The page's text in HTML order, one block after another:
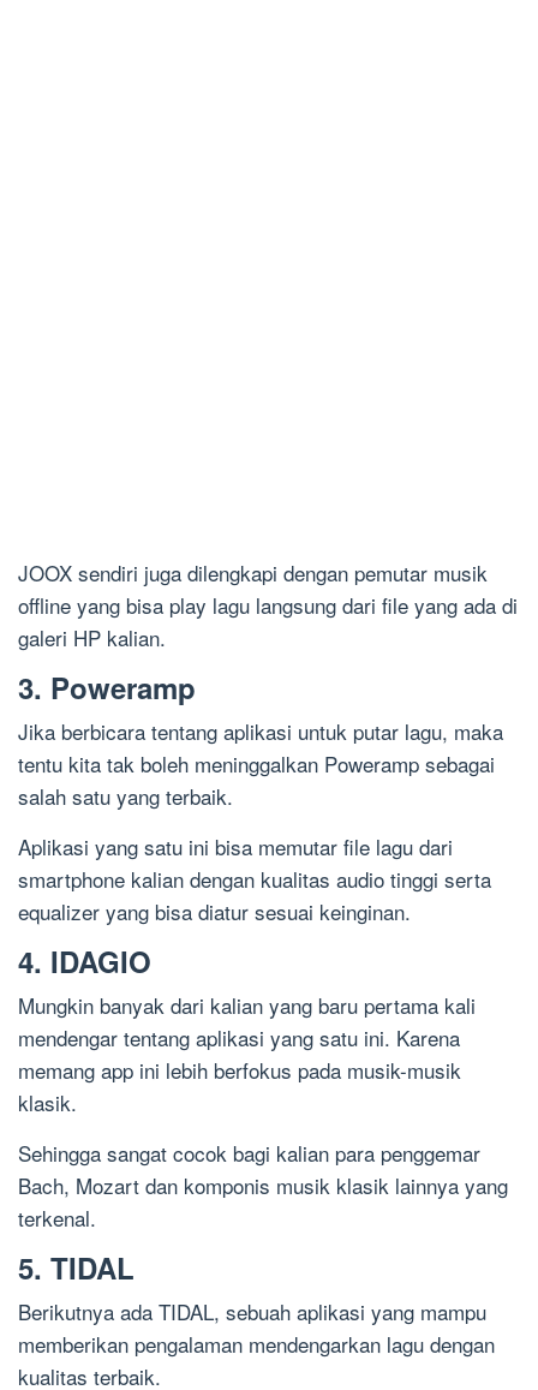
JOOX sendiri juga dilengkapi dengan pemutar musik
offline yang bisa play lagu langsung dari file yang ada di
galeri HP kalian.
3. Poweramp
Jika berbicara tentang aplikasi untuk putar lagu, maka
tentu kita tak boleh meninggalkan Poweramp sebagai
salah satu yang terbaik.
Aplikasi yang satu ini bisa memutar file lagu dari
smartphone kalian dengan kualitas audio tinggi serta
equalizer yang bisa diatur sesuai keinginan.
4. IDAGIO
Mungkin banyak dari kalian yang baru pertama kali
mendengar tentang aplikasi yang satu ini. Karena
memang app ini lebih berfokus pada musik-musik
klasik.
Sehingga sangat cocok bagi kalian para penggemar
Bach, Mozart dan komponis musik klasik lainnya yang
terkenal.
5. TIDAL
Berikutnya ada TIDAL, sebuah aplikasi yang mampu
memberikan pengalaman mendengarkan lagu dengan
kualitas terbaik.